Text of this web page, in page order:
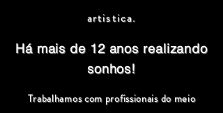
artistica.
Há mais de 12 anos realizando
sonhos!
Trabalhamos com profissionais do meio